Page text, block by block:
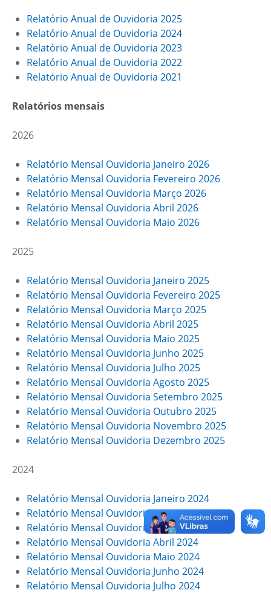
Relatório Anual de Ouvidoria 2025
Relatório Anual de Ouvidoria 2024
Relatório Anual de Ouvidoria 2023
Relatório Anual de Ouvidoria 2022
Relatório Anual de Ouvidoria 2021
Relatórios mensais
2026
Relatório Mensal Ouvidoria Janeiro 2026
Relatório Mensal Ouvidoria Fevereiro 2026
Relatório Mensal Ouvidoria Março 2026
Relatório Mensal Ouvidoria Abril 2026
Relatório Mensal Ouvidoria Maio 2026
2025
Relatório Mensal Ouvidoria Janeiro 2025
Relatório Mensal Ouvidoria Fevereiro 2025
Relatório Mensal Ouvidoria Março 2025
Relatório Mensal Ouvidoria Abril 2025
Relatório Mensal Ouvidoria Maio 2025
Relatório Mensal Ouvidoria Junho 2025
Relatório Mensal Ouvidoria Julho 2025
Relatório Mensal Ouvidoria Agosto 2025
Relatório Mensal Ouvidoria Setembro 2025
Relatório Mensal Ouvidoria Outubro 2025
Relatório Mensal Ouvidoria Novembro 2025
Relatório Mensal Ouvidoria Dezembro 2025
2024
Relatório Mensal Ouvidoria Janeiro 2024
Relatório Mensal Ouvidoria Fevereiro 2024
Relatório Mensal Ouvidoria Março 2024
Relatório Mensal Ouvidoria Abril 2024
Relatório Mensal Ouvidoria Maio 2024
Relatório Mensal Ouvidoria Junho 2024
Relatório Mensal Ouvidoria Julho 2024